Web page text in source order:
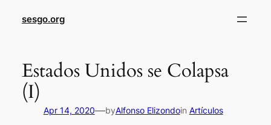
sesgo.org
Estados Unidos se Colapsa
(I)
Apr 14, 2020—byAlfonso Elizondoin Artículos